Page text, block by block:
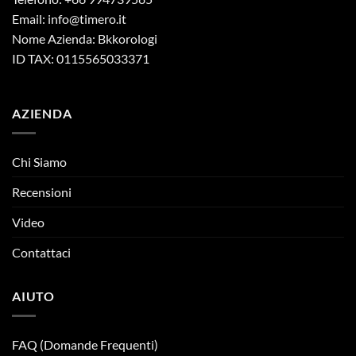
Email: info@timero.it
Nome Azienda: Bkkorologi
ID TAX: 0115565033371
AZIENDA
Chi Siamo
Recensioni
Video
Contattaci
AIUTO
FAQ (Domande Frequenti)